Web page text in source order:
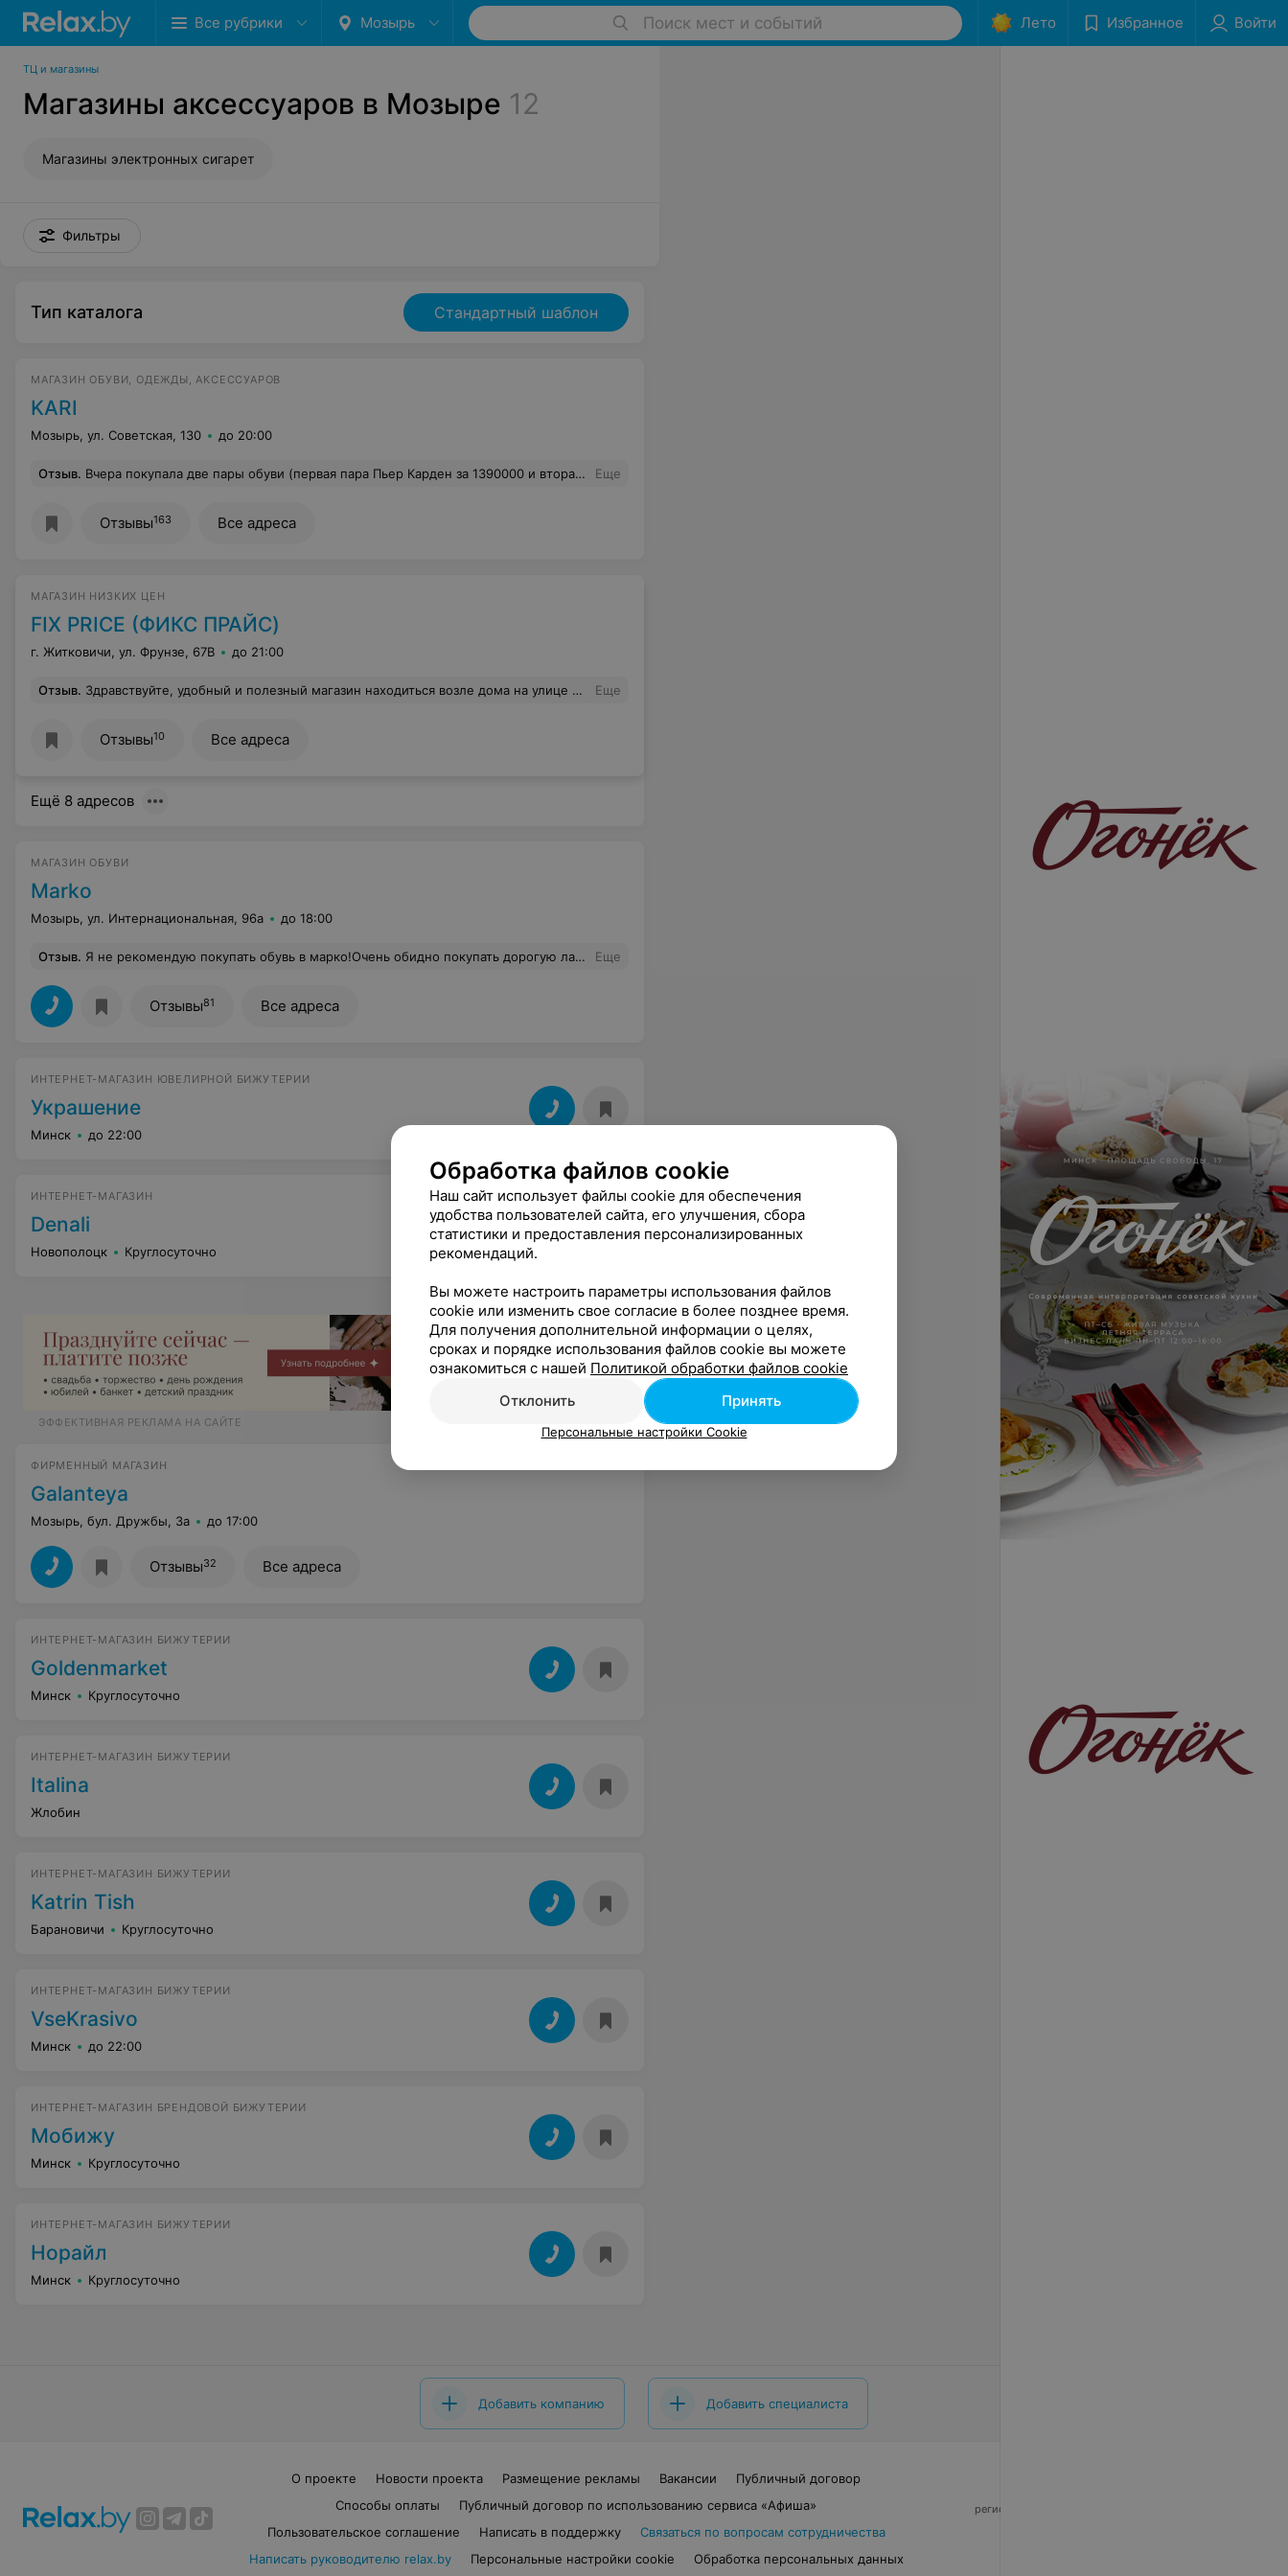
Все рубрики Мозырь Поиск мест и событий Лето Избранное Войти
ТЦ и магазины
Магазины аксессуаров в Мозыре 12
Магазины электронных сигарет
Фильтры
Тип каталога Стандартный шаблон
МАГАЗИН ОБУВИ, ОДЕЖДЫ, АКСЕССУАРОВ
KARI
Мозырь, ул. Советская, 130 до 20:00
Отзыв. Вчера покупала две пары обуви (первая пара Пьер Карден за 1390000 и вторая пара была со скидкой 20%, за это спасибо) на сумму 2000000 рублей. Я хотела расчитаться и карточкой и наличкой. На что мне было отказано и отправили снимать деньги в банкомат, который находится далеко от магазина, а т. к. во времени я была ограничена , то меня это очень возмутило, я не могла понять причину отказа. Парень, что был на кассе неприятно общался как- то с издёвкой. А также эти платные фирменные пакеты за 1500, не солидно как- то, не камильфо. Короче не ходила в Кари и больше не пойду. Еще
Отзывы163 Все адреса
МАГАЗИН НИЗКИХ ЦЕН
FIX PRICE (ФИКС ПРАЙС)
г. Житковичи, ул. Фрунзе, 67В до 21:00
Отзыв. Здравствуйте, удобный и полезный магазин находиться возле дома на улице нефтестроителей 26, но который день меня разочаровывает продавец кассир, не умеет разговаривать с людьми , купила две пачки сухариков но мелочи в кармане не нашла , в ответ услышала тихим тоном оскорбление, и уже не в первый раз такая ситуация, я буду жаловаться до тех пор пока этот человек не попросит извинения и не поменяет свое отношение к людям, ужас с самого утра а так портить настроение еще не встречала такое.. Еще
Отзывы10 Все адреса
Ещё 8 адресов
МАГАЗИН ОБУВИ
Marko
Мозырь, ул. Интернациональная, 96а до 18:00
Отзыв. Я не рекомендую покупать обувь в марко!Очень обидно покупать дорогую лаковую обувь,которая потрескалась сразу после третьей носки!Пожалуйста обращайте внимание на эту не качественную обувь! Еще
Отзывы81 Все адреса
ИНТЕРНЕТ-МАГАЗИН ЮВЕЛИРНОЙ БИЖУТЕРИИ
Украшение
Минск до 22:00
ИНТЕРНЕТ-МАГАЗИН
Denali
Новополоцк Круглосуточно
ЭФФЕКТИВНАЯ РЕКЛАМА НА САЙТЕ
ФИРМЕННЫЙ МАГАЗИН
Galanteya
Мозырь, бул. Дружбы, 3а до 17:00
Отзывы32 Все адреса
ИНТЕРНЕТ-МАГАЗИН БИЖУТЕРИИ
Goldenmarket
Минск Круглосуточно
ИНТЕРНЕТ-МАГАЗИН БИЖУТЕРИИ
Italina
Жлобин
ИНТЕРНЕТ-МАГАЗИН БИЖУТЕРИИ
Katrin Tish
Барановичи Круглосуточно
ИНТЕРНЕТ-МАГАЗИН БИЖУТЕРИИ
VseKrasivo
Минск до 22:00
ИНТЕРНЕТ-МАГАЗИН БРЕНДОВОЙ БИЖУТЕРИИ
Мобижу
Минск Круглосуточно
ИНТЕРНЕТ-МАГАЗИН БИЖУТЕРИИ
Норайл
Минск Круглосуточно
Добавить компанию Добавить специалиста
О проекте Новости проекта Размещение рекламы Вакансии
Публичный договор
Способы оплаты
Публичный договор по использованию сервиса «Афиша»
Пользовательское соглашение
Написать в поддержку
Связаться по вопросам сотрудничества
Написать руководителю relax.by
Персональные настройки cookie Обработка персональных данных
регистрирующий орган - Минский горисполком
Обработка файлов cookie
Наш сайт использует файлы cookie для обеспечения
удобства пользователей сайта, его улучшения, сбора
статистики и предоставления персонализированных
рекомендаций.
Вы можете настроить параметры использования файлов
cookie или изменить свое согласие в более позднее время.
Для получения дополнительной информации о целях,
сроках и порядке использования файлов cookie вы можете
ознакомиться с нашей Политикой обработки файлов cookie
Отклонить
Принять
Персональные настройки Cookie